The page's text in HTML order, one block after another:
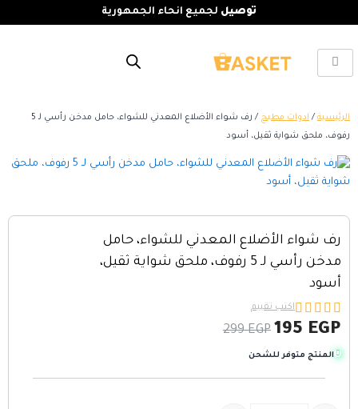
توصيل لجميع انحاء الجمهورية
الرئيسية / ادوات مطبخ
/ رف شواء الأضلاع المعدني للشواء، حامل مدخن رأسي لـ 5
رفوف، ملحق شواية ثقيل، أسود
رف شواء الأضلاع المعدني للشواء، حامل
مدخن رأسي لـ 5 رفوف، ملحق شواية ثقيل،
أسود




اكتب تقييم
299EGP 195 EGP
المنتج متوفر للشحن